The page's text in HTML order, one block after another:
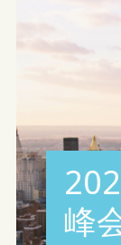
峰